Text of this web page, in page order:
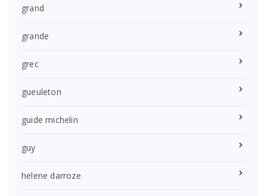
grand
grande
grec
gueuleton
guide michelin
guy
helene darroze